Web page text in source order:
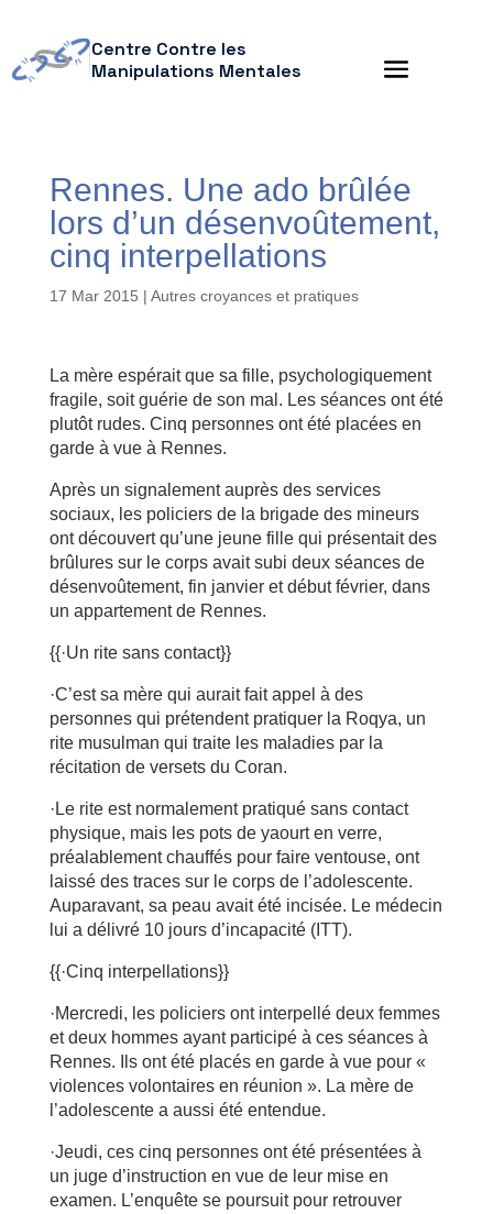
Centre Contre les
Manipulations Mentales
Rennes. Une ado brûlée
lors d’un désenvoûtement,
cinq interpellations
17 Mar 2015 | Autres croyances et pratiques
La mère espérait que sa fille, psychologiquement
fragile, soit guérie de son mal. Les séances ont été
plutôt rudes. Cinq personnes ont été placées en
garde à vue à Rennes.
Après un signalement auprès des services
sociaux, les policiers de la brigade des mineurs
ont découvert qu’une jeune fille qui présentait des
brûlures sur le corps avait subi deux séances de
désenvoûtement, fin janvier et début février, dans
un appartement de Rennes.
{{·Un rite sans contact}}
·C’est sa mère qui aurait fait appel à des
personnes qui prétendent pratiquer la Roqya, un
rite musulman qui traite les maladies par la
récitation de versets du Coran.
·Le rite est normalement pratiqué sans contact
physique, mais les pots de yaourt en verre,
préalablement chauffés pour faire ventouse, ont
laissé des traces sur le corps de l’adolescente.
Auparavant, sa peau avait été incisée. Le médecin
lui a délivré 10 jours d’incapacité (ITT).
{{·Cinq interpellations}}
·Mercredi, les policiers ont interpellé deux femmes
et deux hommes ayant participé à ces séances à
Rennes. Ils ont été placés en garde à vue pour «
violences volontaires en réunion ». La mère de
l’adolescente a aussi été entendue.
·Jeudi, ces cinq personnes ont été présentées à
un juge d’instruction en vue de leur mise en
examen. L’enquête se poursuit pour retrouver